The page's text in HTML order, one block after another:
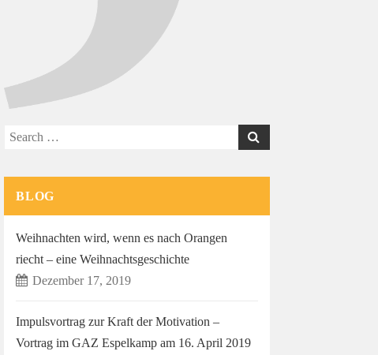
Search
BLOG
Weihnachten wird, wenn es nach Orangen
riecht – eine Weihnachtsgeschichte
Dezember 17, 2019
Impulsvortrag zur Kraft der Motivation –
Vortrag im GAZ Espelkamp am 16. April 2019